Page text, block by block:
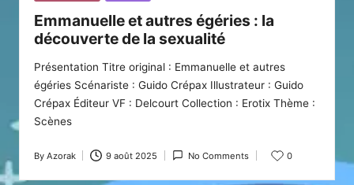
Emmanuelle et autres égéries : la
découverte de la sexualité
Présentation Titre original : Emmanuelle et autres
égéries Scénariste : Guido Crépax Illustrateur : Guido
Crépax Éditeur VF : Delcourt Collection : Erotix Thème :
Scènes
Posted
by
By Azorak 9 août 2025 No Comments 0